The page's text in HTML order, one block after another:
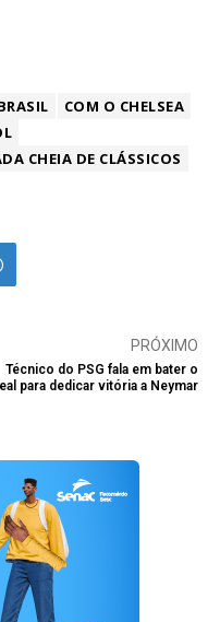
COM O CHELSEA
CHEIA DE CLÁSSICOS
PRÓXIMO
Técnico do PSG fala em bater o
para dedicar vitória a Neymar